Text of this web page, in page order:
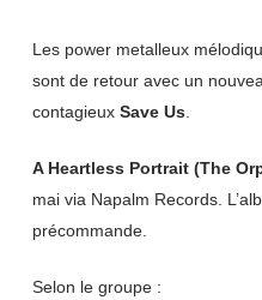
Les power metalleux
sont de retour avec un
contagieux Save Us
A Heartless Portrait (The
mai via Napalm Records.
précommande.
Selon le groupe :